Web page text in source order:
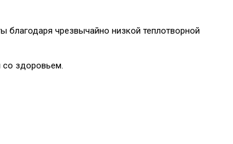
благодаря чрезвычайно низкой теплотворной
здоровьем.